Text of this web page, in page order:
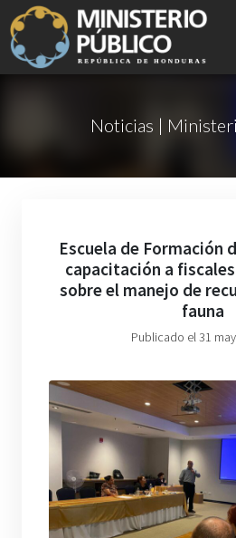
Noticias |
Escuela de Formación
capacitación a
sobre el manejo de
fauna
Publicado el 31